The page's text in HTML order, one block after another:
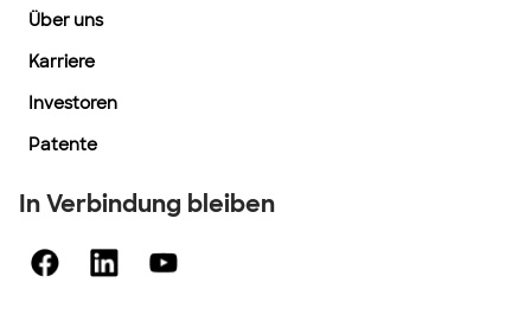
Über uns
Karriere
Investoren
Patente
In Verbindung bleiben